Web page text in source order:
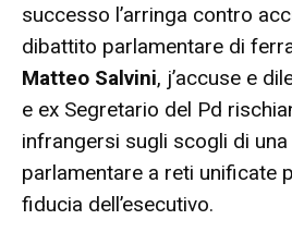
successo l’arringa contro
dibattito parlamentare di
Matteo Salvini, j’accuse e
e ex Segretario del Pd
infrangersi sugli scogli di
parlamentare a reti unificate
fiducia dell’esecutivo.